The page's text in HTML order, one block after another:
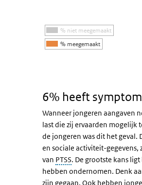
% niet meegemaakt
% meegemaakt
6% heeft
Wanneer jongeren aangaven
last die zij ervaarden mogelijk
de jongeren was dit het geval.
en sociale activiteit-
van PTSS. De grootste kans
hebben ondernomen. Denk
zijn gegaan. Ook hebben